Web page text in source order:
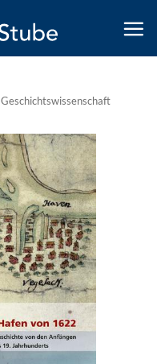
Geschichtswissenschaft